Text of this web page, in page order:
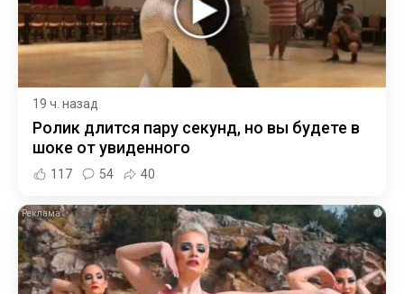
19 ч. назад
Ролик длится пару секунд, но вы будете в
шоке от увиденного
117 54 40
i